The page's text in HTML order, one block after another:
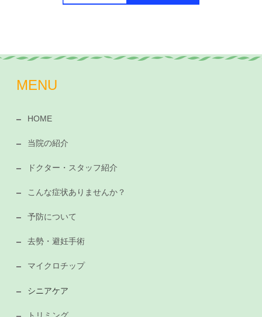
MENU
HOME
当院の紹介
ドクター・スタッフ紹介
こんな症状ありませんか？
予防について
去勢・避妊手術
マイクロチップ
シニアケア